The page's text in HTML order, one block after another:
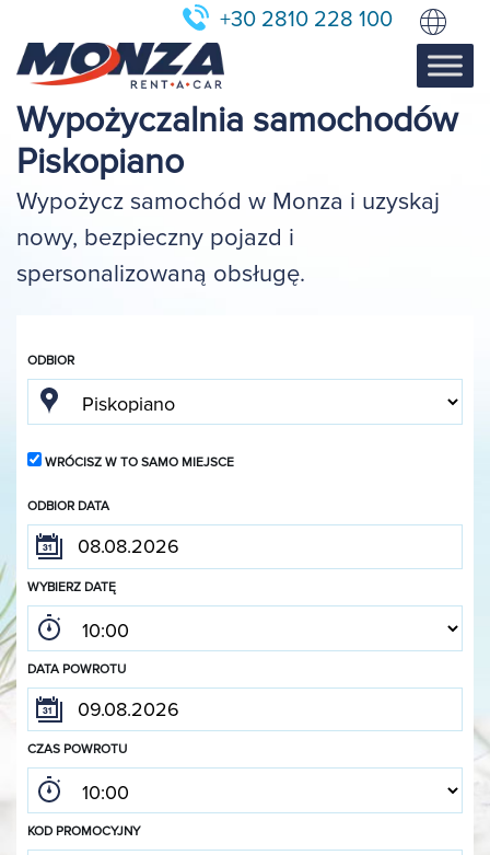
+30 2810 228 100
Wypożyczalnia samochodów
Piskopiano
Wypożycz samochód w Monza i uzyskaj
nowy, bezpieczny pojazd i
spersonalizowaną obsługę.
ODBIOR
WRÓCISZ W TO SAMO MIEJSCE
ODBIOR DATA
WYBIERZ DATĘ
DATA POWROTU
CZAS POWROTU
KOD PROMOCYJNY